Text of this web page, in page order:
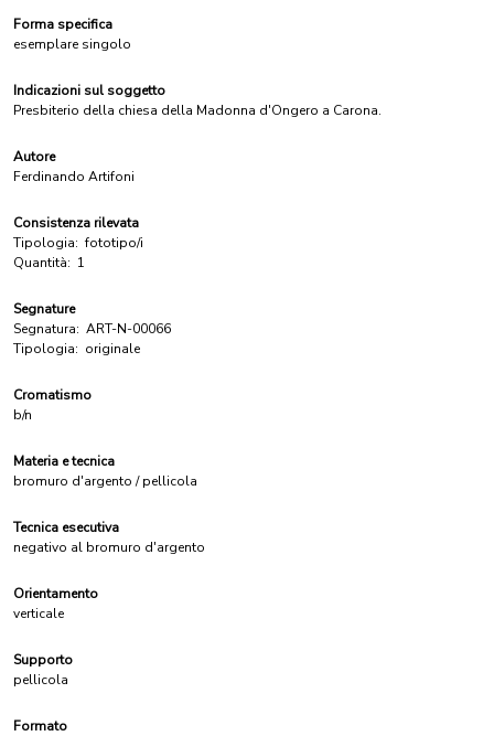
Forma specifica
esemplare singolo
Indicazioni sul soggetto
Presbiterio della chiesa della Madonna d'Ongero a Carona.
Autore
Ferdinando Artifoni
Consistenza rilevata
Tipologia: fototipo/i
Quantità: 1
Segnature
Segnatura: ART-N-00066
Tipologia: originale
Cromatismo
b/n
Materia e tecnica
bromuro d'argento / pellicola
Tecnica esecutiva
negativo al bromuro d'argento
Orientamento
verticale
Supporto
pellicola
Formato